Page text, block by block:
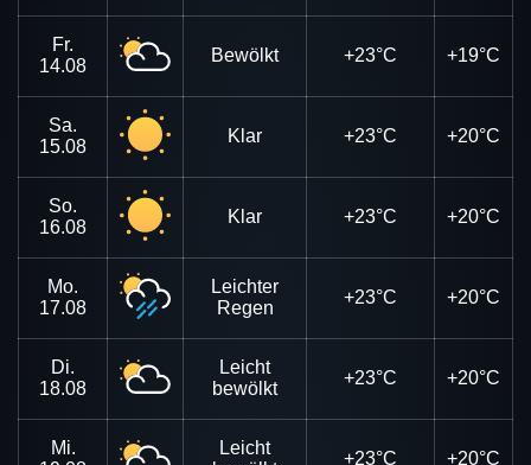
Fr.
14.08
Bewölkt +23°C +19°C
Sa.
15.08
Klar +23°C +20°C
So.
16.08
Klar +23°C +20°C
Mo.
17.08
Leichter
Regen
+23°C +20°C
Di.
18.08
Leicht
bewölkt
+23°C +20°C
Mi.
Leicht
+23°C +20°C